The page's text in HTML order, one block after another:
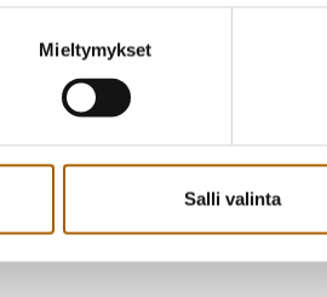
Mieltymykset
Salli valinta
Keskiviikkona 8.
Tyrnävällä
vierailevat siemen- ja
kasvinsuojelun
nauttimaan